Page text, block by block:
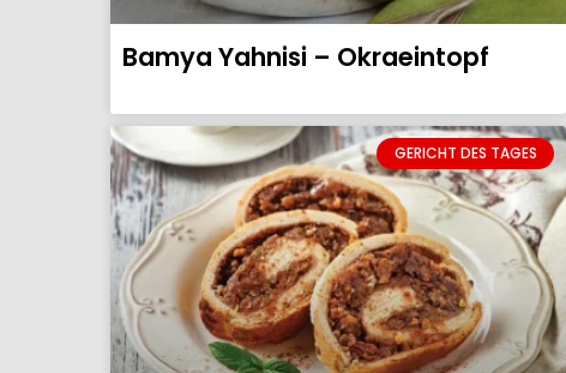
Bamya Yahnisi – Okraeintopf
GERICHT DES TAGES